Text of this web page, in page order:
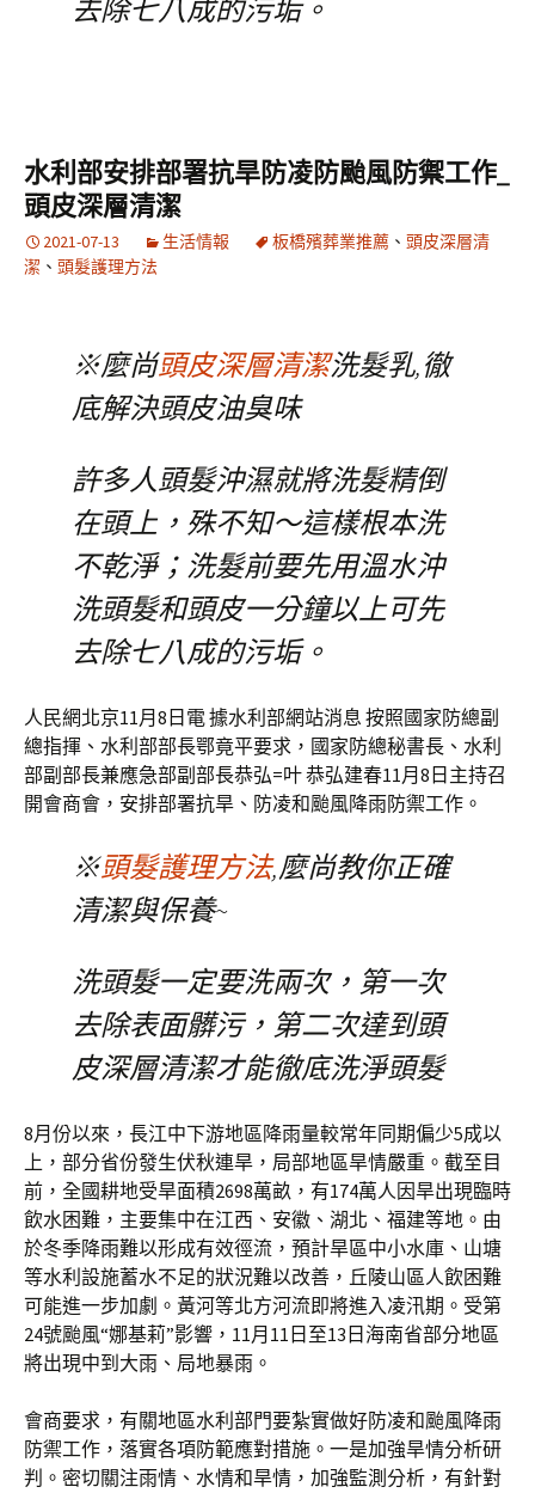
去除七八成的污垢。
水利部安排部署抗旱防凌防颱風防禦工作_
頭皮深層清潔
2021-07-13 生活情報 板橋殯葬業推薦 、 頭皮深層清
潔 、 頭髮護理方法
※麼尚頭皮深層清潔洗髮乳,徹
底解決頭皮油臭味
許多人頭髮沖濕就將洗髮精倒
在頭上，殊不知～這樣根本洗
不乾淨；洗髮前要先用溫水沖
洗頭髮和頭皮一分鐘以上可先
去除七八成的污垢。
人民網北京11月8日電 據水利部網站消息 按照國家防總副
總指揮、水利部部長鄂竟平要求，國家防總秘書長、水利
部副部長兼應急部副部長恭弘=叶 恭弘建春11月8日主持召
開會商會，安排部署抗旱、防凌和颱風降雨防禦工作。
※頭髮護理方法,麼尚教你正確
清潔與保養~
洗頭髮一定要洗兩次，第一次
去除表面髒污，第二次達到頭
皮深層清潔才能徹底洗淨頭髮
8月份以來，長江中下游地區降雨量較常年同期偏少5成以
上，部分省份發生伏秋連旱，局部地區旱情嚴重。截至目
前，全國耕地受旱面積2698萬畝，有174萬人因旱出現臨時
飲水困難，主要集中在江西、安徽、湖北、福建等地。由
於冬季降雨難以形成有效徑流，預計旱區中小水庫、山塘
等水利設施蓄水不足的狀況難以改善，丘陵山區人飲困難
可能進一步加劇。黃河等北方河流即將進入凌汛期。受第
24號颱風“娜基莉”影響，11月11日至13日海南省部分地區
將出現中到大雨、局地暴雨。
會商要求，有關地區水利部門要紮實做好防凌和颱風降雨
防禦工作，落實各項防範應對措施。一是加強旱情分析研
判。密切關注雨情、水情和旱情，加強監測分析，有針對